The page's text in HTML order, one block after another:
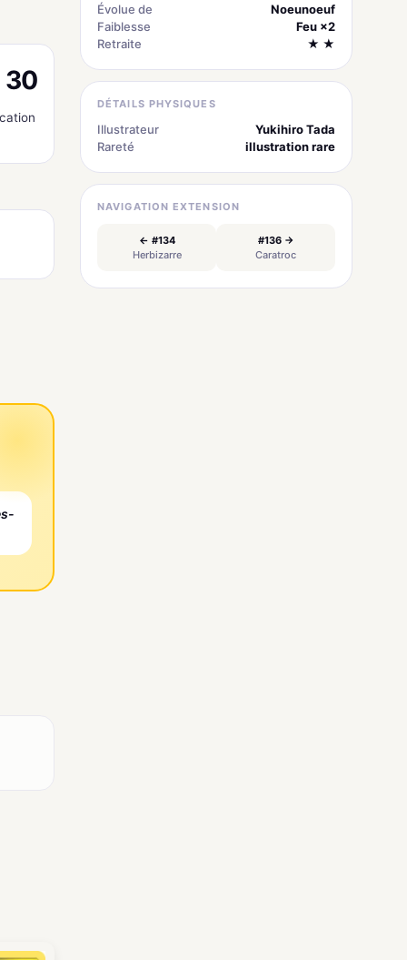
30
Évolue de
Noeunoeuf
Faiblesse
Feu ×2
Retraite
★ ★
DÉTAILS PHYSIQUES
Illustrateur
Yukihiro Tada
Rareté
illustration rare
NAVIGATION EXTENSION
← #134
Herbizarre
#136 →
Caratroc